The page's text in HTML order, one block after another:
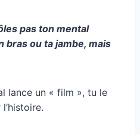
pas ton mental
ou ta jambe, mais
lance un « film », tu le